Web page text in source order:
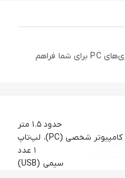
دسته بازی سیمی UCOM-704، یک گیم‌پد استاندارد و قابل اعتماد برای کامپیوتر و لپ‌تاپ است. این دسته با اتصال ساده USB و قابلیت شوک دوگانه، تجربه لذت‌بخش و هیجان‌انگیزی را در بازی‌های PC برای شما فراهم
حدود ۱.۵ متر
کامپیوتر شخصی (PC)، لپ‌تاپ
۱ عدد
سیمی (USB)